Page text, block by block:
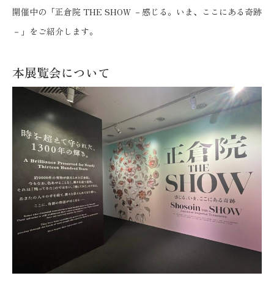
開催中の「正倉院 THE SHOW －感じる。いま、ここにある奇跡
－」をご紹介します。
本展覧会について